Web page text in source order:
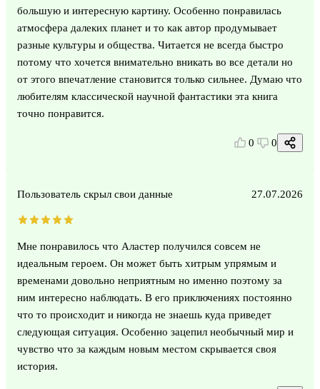
большую и интересную картину. Особенно понравилась
атмосфера далеких планет и то как автор продумывает
разные культуры и общества. Читается не всегда быстро
потому что хочется внимательно вникать во все детали но
от этого впечатление становится только сильнее. Думаю что
любителям классической научной фантастики эта книга
точно понравится.
0 0
Пользователь скрыл свои данные 27.07.2026
Мне понравилось что Аластер получился совсем не
идеальным героем. Он может быть хитрым упрямым и
временами довольно неприятным но именно поэтому за
ним интересно наблюдать. В его приключениях постоянно
что то происходит и никогда не знаешь куда приведет
следующая ситуация. Особенно зацепил необычный мир и
чувство что за каждым новым местом скрывается своя
история.